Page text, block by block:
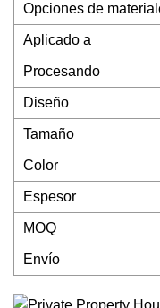
Opciones de
Aplicado a
Procesando
Diseño
Tamaño
Color
Espesor
MOQ
Envío